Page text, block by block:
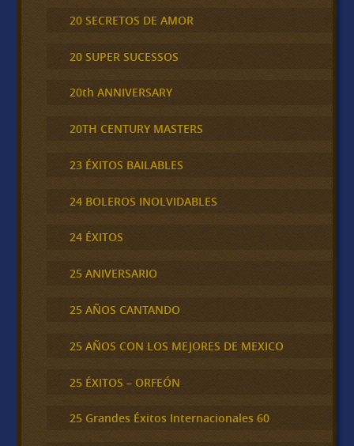
20 SECRETOS DE AMOR
20 SUPER SUCESSOS
20th ANNIVERSARY
20TH CENTURY MASTERS
23 ÉXITOS BAILABLES
24 BOLEROS INOLVIDABLES
24 ÉXITOS
25 ANIVERSARIO
25 AÑOS CANTANDO
25 AÑOS CON LOS MEJORES DE MEXICO
25 ÉXITOS – ORFEÓN
25 Grandes Éxitos Internacionales 60